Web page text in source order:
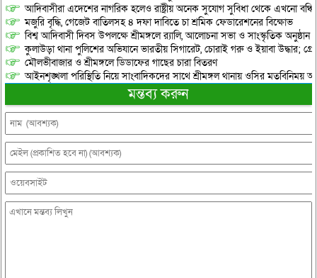
আদিবাসীরা এদেশের নাগরিক হলেও রাষ্ট্রীয় অনেক সুযোগ সুবিধা থেকে এখনো
মজুরি বৃদ্ধি, গেজেট বাতিলসহ ৪ দফা দাবিতে চা শ্রমিক ফেডারেশনের বিক্ষোভ
বিশ্ব আদিবাসী দিবস উপলক্ষে শ্রীমঙ্গলে র‌্যালি, আলোচনা সভা ও সাংস্কৃতিক অনুষ্ঠান
কুলাউড়া থানা পুলিশের অভিযানে ভারতীয় সিগারেট, চোরাই গরু ও ইয়াবা উদ্ধার;
মৌলভীবাজার ও শ্রীমঙ্গলে ডিডাফের গাছের চারা বিতরণ
আইনশৃঙ্খলা পরিস্থিতি নিয়ে সাংবাদিকদের সাথে শ্রীমঙ্গল থানায় ওসির মতবিনিময়
মন্তব্য করুন